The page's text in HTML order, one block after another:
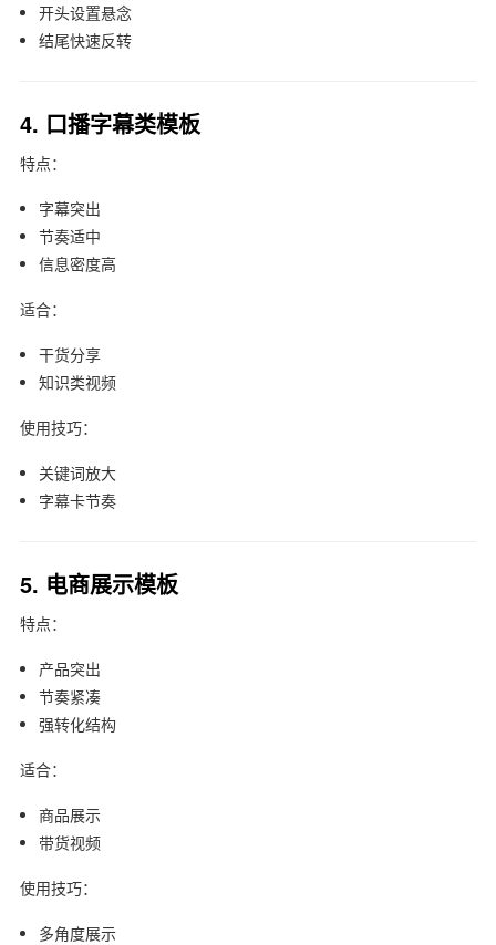
开头设置悬念
结尾快速反转
4. 口播字幕类模板
特点：
字幕突出
节奏适中
信息密度高
适合：
干货分享
知识类视频
使用技巧：
关键词放大
字幕卡节奏
5. 电商展示模板
特点：
产品突出
节奏紧凑
强转化结构
适合：
商品展示
带货视频
使用技巧：
多角度展示